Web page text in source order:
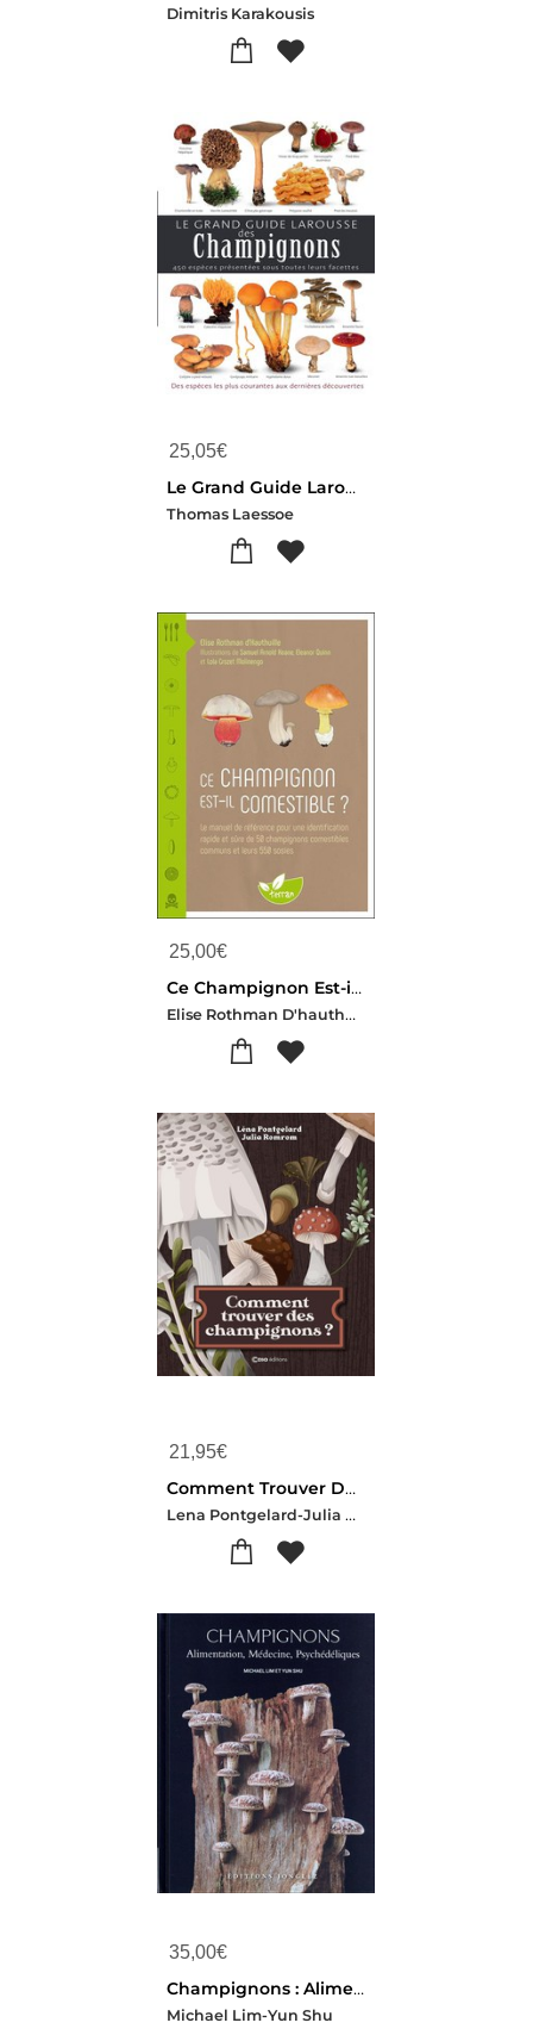
Dimitris Karakousis
25,05€
Le Grand Guide Larousse Des Champignons : 450 Especes Presentees Sous Toutes Leurs Facettes
Thomas Laessoe
25,00€
Ce Champignon Est-il Comestible ? Le Manuel De Reference Pour Une Identification Rapide Et Sure De 50 Champignons Comestibles
Elise Rothman D'hauthuille
21,95€
Comment Trouver Des Champignons ?
Lena Pontgelard-Julia Romrom
35,00€
Champignons : Alimentation, Medecine, Psychedeliques
Michael Lim-Yun Shu